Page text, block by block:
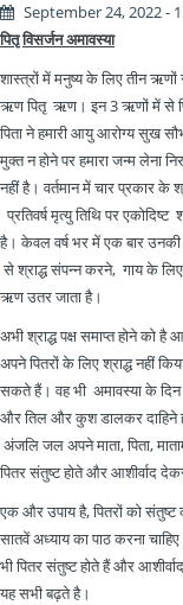
September 24, 2022 -
पितृ विसर्जन अमावस्या
शास्त्रों में मनुष्य के लिए तीन
ऋण पितृ ऋण। इन 3 ऋणों में से
पिता ने हमारी आयु आरोग्य सुख
मुक्त न होने पर हमारा जन्म लेना
नहीं है। वर्तमान में चार प्रकार के
प्रतिवर्ष मृत्यु तिथि पर
है। केवल वर्ष भर में एक बार
से श्राद्ध संपन्न करने, गाय के
ऋण उतर जाता है।
अभी श्राद्ध पक्ष समाप्त होने को है
अपने पितरों के लिए श्राद्ध नहीं
सकते हैं। वह भी अमावस्या के
और तिल और कुश डालकर दाहिने
अंजलि जल अपने माता, पिता,
पितर संतुष्ट होते और आशीर्वाद
एक और उपाय है, पितरों को
सातवें अध्याय का पाठ करना
भी पितर संतुष्ट होते हैं और
यह सभी बढ़ते है।